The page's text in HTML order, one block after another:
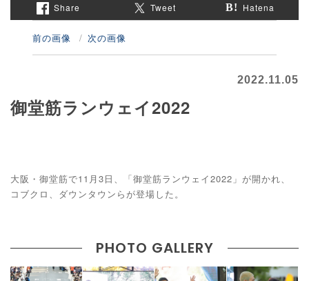
Share Tweet Hatena
前の画像 次の画像
2022.11.05
御堂筋ランウェイ2022
大阪・御堂筋で11月3日、「御堂筋ランウェイ2022」が開かれ、
コブクロ、ダウンタウンらが登場した。
PHOTO GALLERY